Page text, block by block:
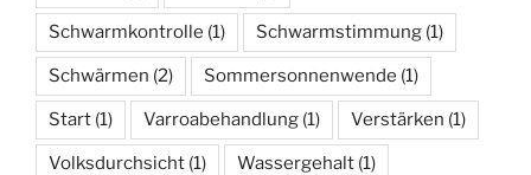
Schwarmkontrolle (1) Schwarmstimmung (1)
Schwärmen (2) Sommersonnenwende (1)
Start (1) Varroabehandlung (1) Verstärken (1)
Volksdurchsicht (1) Wassergehalt (1)